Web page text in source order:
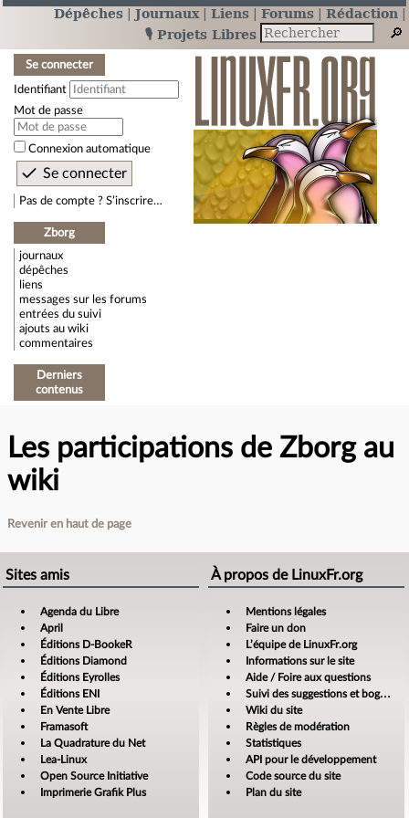
Dépêches Journaux Liens Forums
Rédaction
🎙️ Projets Libres
Se connecter
Identifiant
Mot de passe
Connexion automatique
Pas de compte ? S’inscrire…
Zborg
journaux
dépêches
liens
messages sur les forums
entrées du suivi
ajouts au wiki
commentaires
Derniers
contenus
Les participations de Zborg au
wiki
Revenir en haut de page
Sites amis
Agenda du Libre
April
Éditions D-BookeR
Éditions Diamond
Éditions Eyrolles
Éditions ENI
En Vente Libre
Framasoft
La Quadrature du Net
Lea-Linux
Open Source Initiative
Imprimerie Grafik Plus
À propos de LinuxFr.org
Mentions légales
Faire un don
L’équipe de LinuxFr.org
Informations sur le site
Aide / Foire aux questions
Suivi des suggestions et bogues
Wiki du site
Règles de modération
Statistiques
API pour le développement
Code source du site
Plan du site